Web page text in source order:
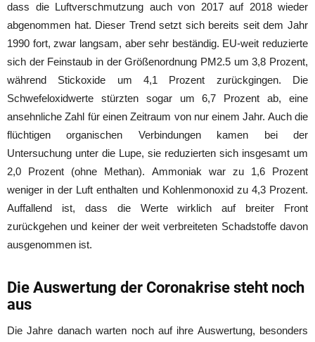
dass die Luftverschmutzung auch von 2017 auf 2018 wieder
abgenommen hat. Dieser Trend setzt sich bereits seit dem Jahr
1990 fort, zwar langsam, aber sehr beständig. EU-weit reduzierte
sich der Feinstaub in der Größenordnung PM2.5 um 3,8 Prozent,
während Stickoxide um 4,1 Prozent zurückgingen. Die
Schwefeloxidwerte stürzten sogar um 6,7 Prozent ab, eine
ansehnliche Zahl für einen Zeitraum von nur einem Jahr. Auch die
flüchtigen organischen Verbindungen kamen bei der
Untersuchung unter die Lupe, sie reduzierten sich insgesamt um
2,0 Prozent (ohne Methan). Ammoniak war zu 1,6 Prozent
weniger in der Luft enthalten und Kohlenmonoxid zu 4,3 Prozent.
Auffallend ist, dass die Werte wirklich auf breiter Front
zurückgehen und keiner der weit verbreiteten Schadstoffe davon
ausgenommen ist.
Die Auswertung der Coronakrise steht noch
aus
Die Jahre danach warten noch auf ihre Auswertung, besonders